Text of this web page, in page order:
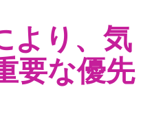
より、気
要な優先